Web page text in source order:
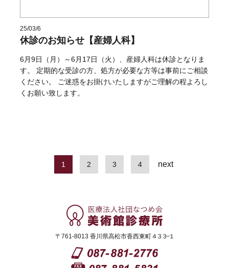
25/03/6
休診のお知らせ【産婦人科】
6月9日（月）～6月17日（火）、産婦人科は休診となりま
す。 定期的な受診の方、処方が必要な方等は事前にご相談
ください。 ご迷惑をお掛けいたしますがご理解の程よろし
くお願い致します。
1 2 3 4 next
〒761-8013 香川県高松市香西東町４３３−１